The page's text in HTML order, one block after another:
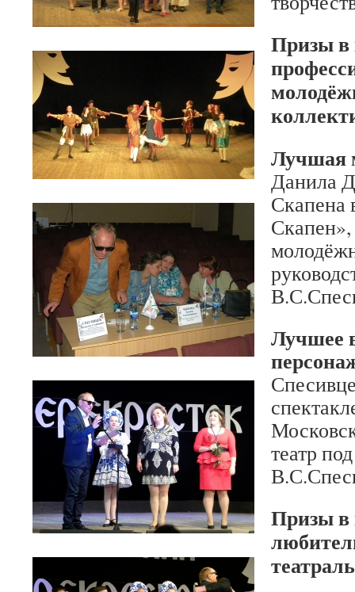
Призы в
Лучшая
Данила
Скапена
Лучшее
театр
Призы в